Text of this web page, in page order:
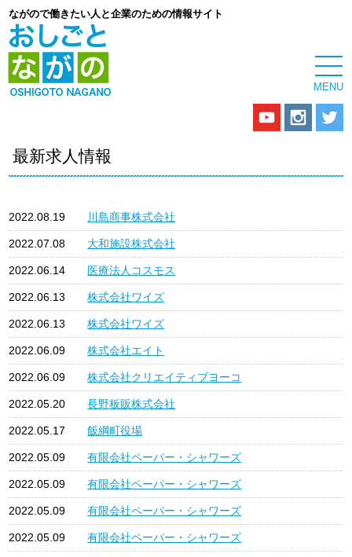
ながので働きたい人と企業のための情報サイト
最新求人情報
2022.08.19 川島商事株式会社
2022.07.08 大和施設株式会社
2022.06.14 医療法人コスモス
2022.06.13 株式会社ワイズ
2022.06.13 株式会社ワイズ
2022.06.09 株式会社エイト
2022.06.09 株式会社クリエイティブヨーコ
2022.05.20 長野板販株式会社
2022.05.17 飯綱町役場
2022.05.09 有限会社ペーパー・シャワーズ
2022.05.09 有限会社ペーパー・シャワーズ
2022.05.09 有限会社ペーパー・シャワーズ
2022.05.09 有限会社ペーパー・シャワーズ